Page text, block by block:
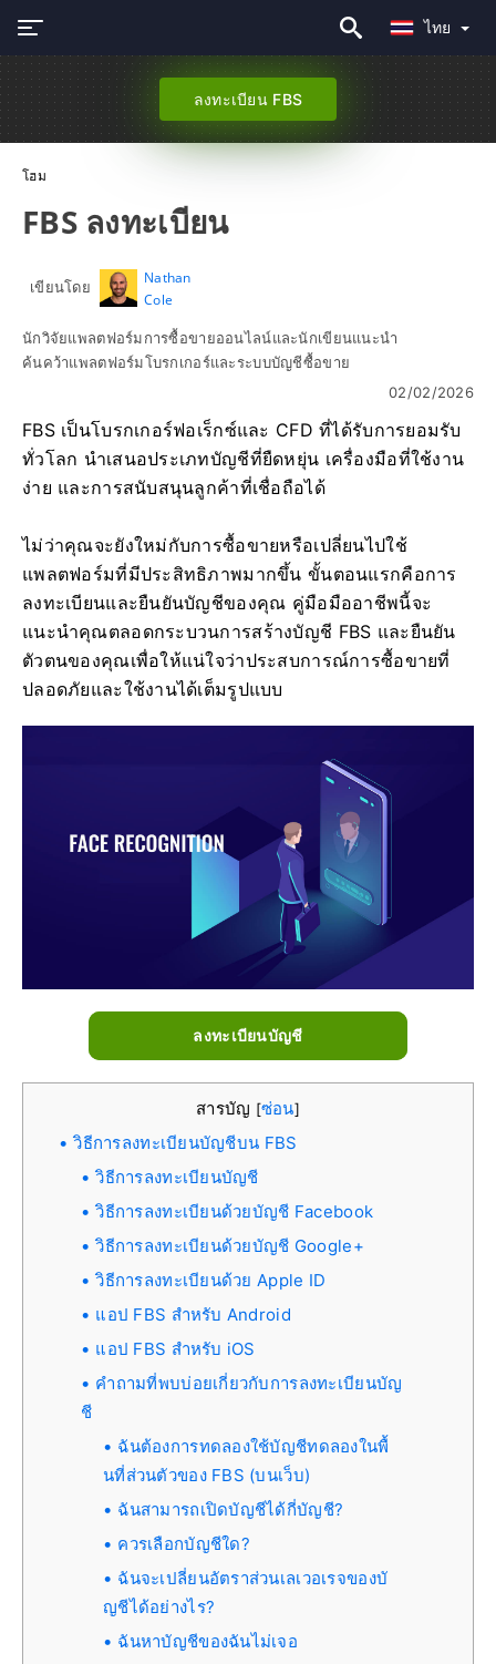
ไทย
ลงทะเบียน FBS
โฮม
FBS ลงทะเบียน
เขียนโดย
Nathan
Cole
นักวิจัยแพลตฟอร์มการซื้อขายออนไลน์และนักเขียนแนะนำ
ค้นคว้าแพลตฟอร์มโบรกเกอร์และระบบบัญชีซื้อขาย
02/02/2026
FBS เป็นโบรกเกอร์ฟอเร็กซ์และ CFD ที่ได้รับการยอมรับ
ทั่วโลก นำเสนอประเภทบัญชีที่ยืดหยุ่น เครื่องมือที่ใช้งาน
ง่าย และการสนับสนุนลูกค้าที่เชื่อถือได้
ไม่ว่าคุณจะยังใหม่กับการซื้อขายหรือเปลี่ยนไปใช้
แพลตฟอร์มที่มีประสิทธิภาพมากขึ้น ขั้นตอนแรกคือการ
ลงทะเบียนและยืนยันบัญชีของคุณ คู่มือมืออาชีพนี้จะ
แนะนำคุณตลอดกระบวนการสร้างบัญชี FBS และยืนยัน
ตัวตนของคุณเพื่อให้แน่ใจว่าประสบการณ์การซื้อขายที่
ปลอดภัยและใช้งานได้เต็มรูปแบบ
ลงทะเบียนบัญชี
สารบัญ [ซ่อน]
วิธีการลงทะเบียนบัญชีบน FBS
วิธีการลงทะเบียนบัญชี
วิธีการลงทะเบียนด้วยบัญชี Facebook
วิธีการลงทะเบียนด้วยบัญชี Google+
วิธีการลงทะเบียนด้วย Apple ID
แอป FBS สำหรับ Android
แอป FBS สำหรับ iOS
คำถามที่พบบ่อยเกี่ยวกับการลงทะเบียนบัญ
ชี
ฉันต้องการทดลองใช้บัญชีทดลองในพื้
นที่ส่วนตัวของ FBS (บนเว็บ)
ฉันสามารถเปิดบัญชีได้กี่บัญชี?
ควรเลือกบัญชีใด?
ฉันจะเปลี่ยนอัตราส่วนเลเวอเรจของบั
ญชีได้อย่างไร?
ฉันหาบัญชีของฉันไม่เจอ